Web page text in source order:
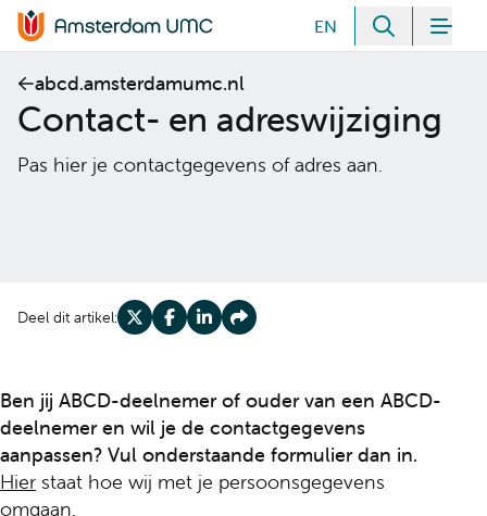
Meteen naar de content
Home van Amsterdam UMC
EN Zoeken
Contact- en adreswijziging
Pas hier je contactgegevens of adres aan.
abcd.amsterdamumc.nl
Deel dit artikel: Deel op XDeel op Facebook
Deel op LinkedIn
Deel op Share
Ben jij ABCD-deelnemer of ouder van een ABCD-
deelnemer en wil je de contactgegevens
aanpassen? Vul onderstaande formulier dan in.
Hier staat hoe wij met je persoonsgegevens
omgaan.